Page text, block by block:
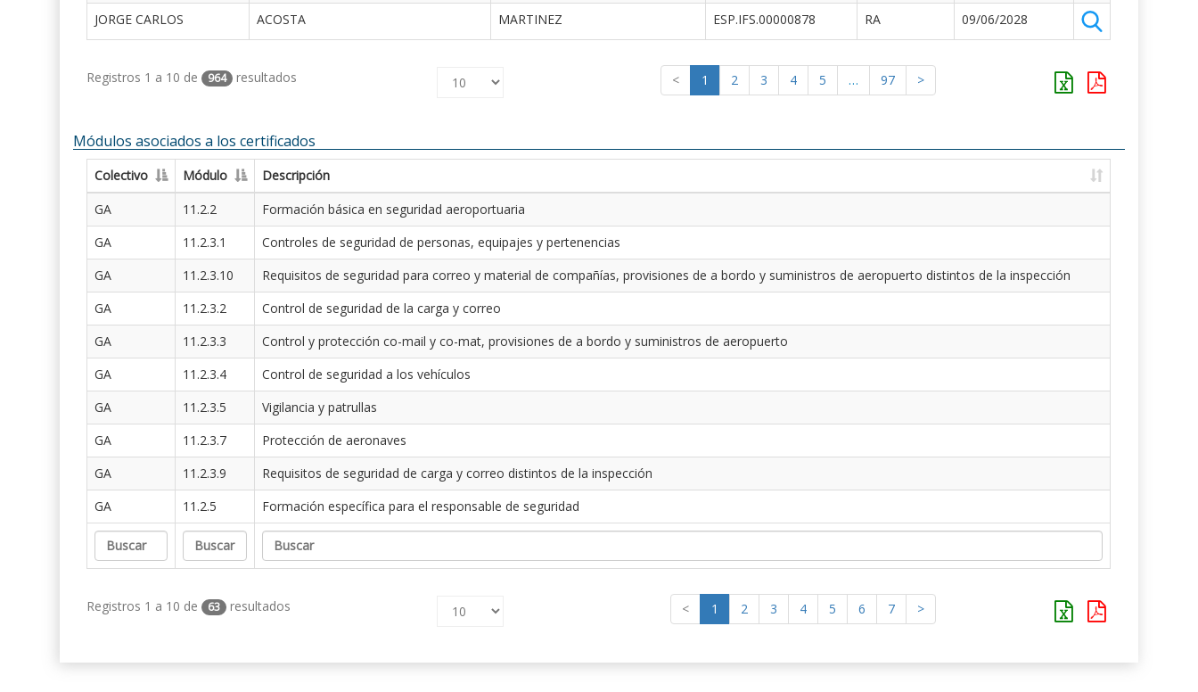
JORGE CARLOS ACOSTA MARTINEZ ESP.IFS.00000878 RA 09/06/2028
Registros 1 a 10 de 964 resultados < 1 2 3 4 5 … 97 >
Módulos asociados a los certificados
Colectivo Módulo
Descripción
GA
11.2.2
Formación básica en seguridad aeroportuaria
GA
11.2.3.1
Controles de seguridad de personas, equipajes y pertenencias
GA
11.2.3.10
Requisitos de seguridad para correo y material de compañías, provisiones de a bordo y suministros de aeropuerto distintos de la inspección
GA
11.2.3.2
Control de seguridad de la carga y correo
GA
11.2.3.3
Control y protección co-mail y co-mat, provisiones de a bordo y suministros de aeropuerto
GA
11.2.3.4
Control de seguridad a los vehículos
GA
11.2.3.5
Vigilancia y patrullas
GA
11.2.3.7
Protección de aeronaves
GA
11.2.3.9
Requisitos de seguridad de carga y correo distintos de la inspección
GA
11.2.5 Formación específica para el responsable de seguridad
Registros 1 a 10 de 63 resultados < 1 2 3 4 5 6 7 >